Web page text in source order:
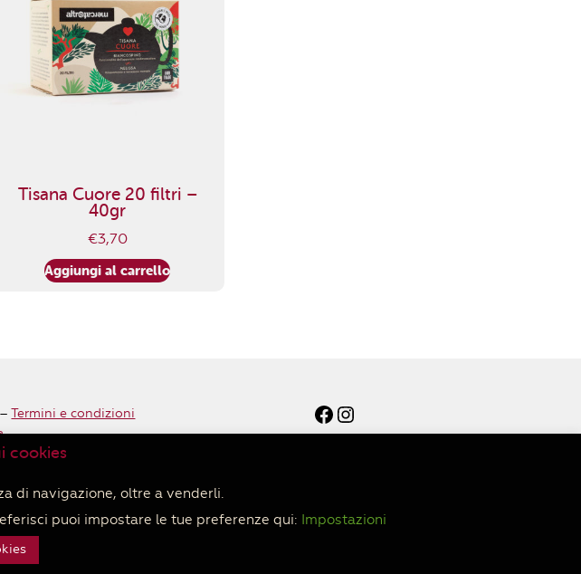
Tisana Cuore 20 filtri –
40gr
€3,70
Aggiungi al carrello
–Termini e condizioni
Facebook
Instagram
cookies
di navigazione, oltre a venderli.
puoi impostare le tue preferenze qui: Impostazioni